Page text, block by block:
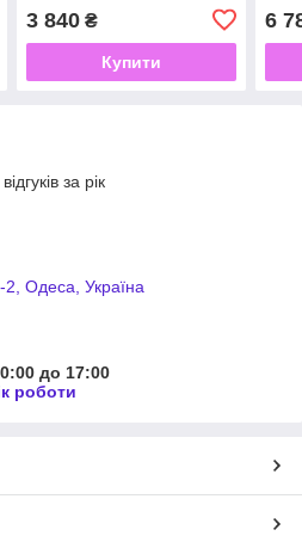
PJS7021-CORE SET1
3 840₴
Купити
6
за рік
2, Одеса, Україна
до 17:00
роботи